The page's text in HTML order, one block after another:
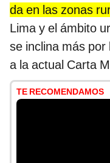
da en las zonas
Lima y el ámbito
se inclina más
a la actual Carta
TE RECOMENDAMOS